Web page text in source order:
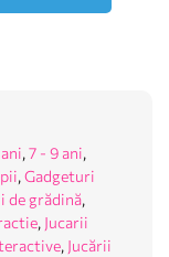
, 7 - 9 ani,
, Gadgeturi
de grădină,
, Jucarii
, Jucării